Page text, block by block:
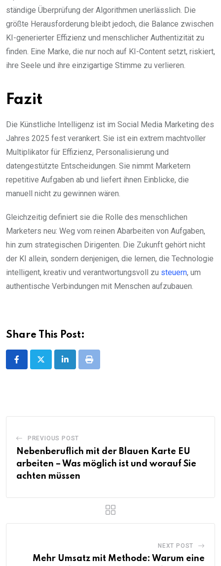
ständige Überprüfung der Algorithmen unerlässlich. Die
größte Herausforderung bleibt jedoch, die Balance zwischen
KI-generierter Effizienz und menschlicher Authentizität zu
finden. Eine Marke, die nur noch auf KI-Content setzt, riskiert,
ihre Seele und ihre einzigartige Stimme zu verlieren.
Fazit
Die Künstliche Intelligenz ist im Social Media Marketing des
Jahres 2025 fest verankert. Sie ist ein extrem machtvoller
Multiplikator für Effizienz, Personalisierung und
datengestützte Entscheidungen. Sie nimmt Marketern
repetitive Aufgaben ab und liefert ihnen Einblicke, die
manuell nicht zu gewinnen wären.
Gleichzeitig definiert sie die Rolle des menschlichen
Marketers neu: Weg vom reinen Abarbeiten von Aufgaben,
hin zum strategischen Dirigenten. Die Zukunft gehört nicht
der KI allein, sondern denjenigen, die lernen, die Technologie
intelligent, kreativ und verantwortungsvoll zu steuern, um
authentische Verbindungen mit Menschen aufzubauen.
Share This Post:
LinkedInPrint
PREVIOUS POST
Nebenberuflich mit der Blauen Karte EU
arbeiten – Was möglich ist und worauf Sie
achten müssen
NEXT POST
Mehr Umsatz mit Methode: Warum eine